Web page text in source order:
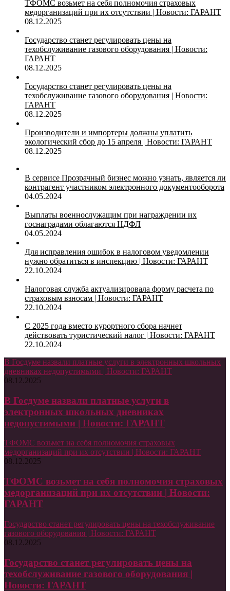
ТФОМС возьмет на себя полномочия страховых
медорганизаций при их отсутствии | Новости: ГАРАНТ
08.12.2025
Государство станет регулировать цены на
техобслуживание газового оборудования | Новости:
ГАРАНТ
08.12.2025
Государство станет регулировать цены на
техобслуживание газового оборудования | Новости:
ГАРАНТ
08.12.2025
Производители и импортеры должны уплатить
экологический сбор до 15 апреля | Новости: ГАРАНТ
08.12.2025
В сервисе Прозрачный бизнес можно узнать, является ли
контрагент участником электронного документооборота
04.05.2024
Выплаты военнослужащим при награждении их
госнаградами облагаются НДФЛ
04.05.2024
Для исправления ошибок в налоговом уведомлении
нужно обратиться в инспекцию | Новости: ГАРАНТ
22.10.2024
Налоговая служба актуализировала форму расчета по
страховым взносам | Новости: ГАРАНТ
22.10.2024
С 2025 года вместо курортного сбора начнет
действовать туристический налог | Новости: ГАРАНТ
22.10.2024
В Госдуме назвали платные услуги в электронных школьных
дневниках недопустимыми | Новости: ГАРАНТ
08.12.2025
В Госдуме назвали платные услуги в
электронных школьных дневниках
недопустимыми | Новости: ГАРАНТ
ТФОМС возьмет на себя полномочия страховых
медорганизаций при их отсутствии | Новости: ГАРАНТ
08.12.2025
ТФОМС возьмет на себя полномочия страховых
медорганизаций при их отсутствии | Новости:
ГАРАНТ
Государство станет регулировать цены на техобслуживание
газового оборудования | Новости: ГАРАНТ
08.12.2025
Государство станет регулировать цены на
техобслуживание газового оборудования |
Новости: ГАРАНТ